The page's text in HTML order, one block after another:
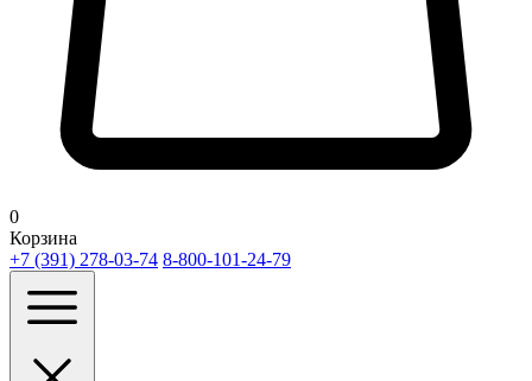
0
Корзина
+7 (391) 278-03-74 8-800-101-24-79